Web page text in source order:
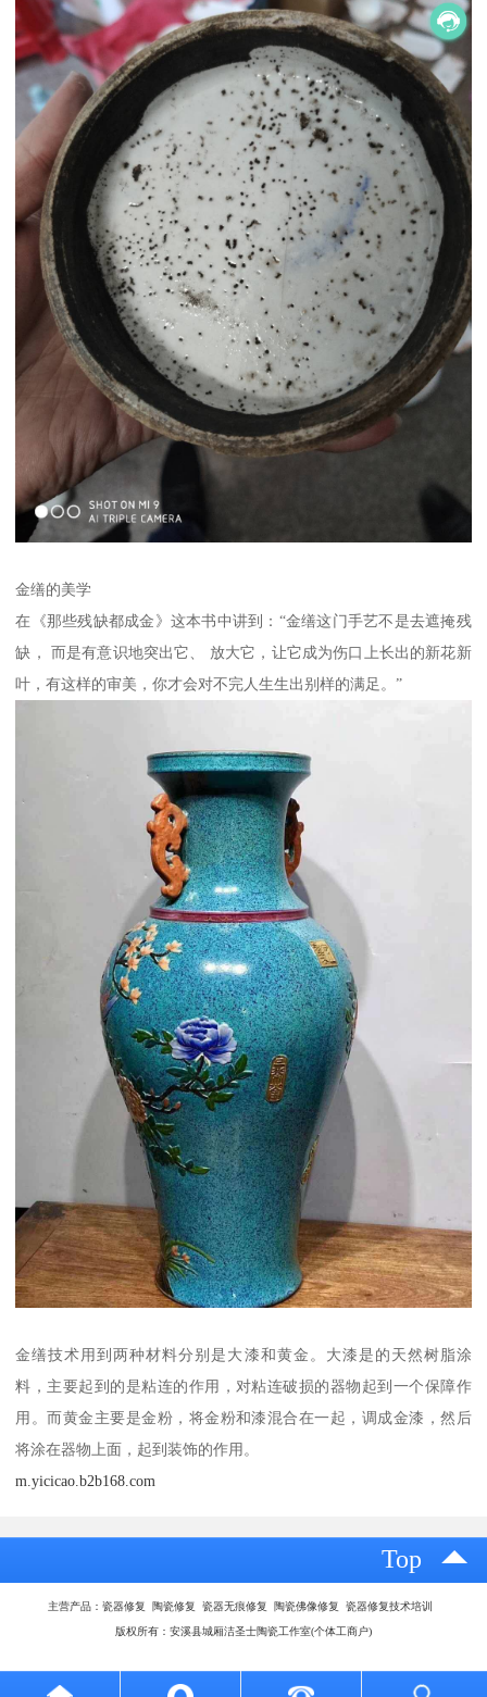
金缮的美学
在《那些残缺都成金》这本书中讲到：“金缮这门手艺不是去遮掩残
缺， 而是有意识地突出它、 放大它，让它成为伤口上长出的新花新
叶，有这样的审美，你才会对不完人生生出别样的满足。”
金缮技术用到两种材料分别是大漆和黄金。大漆是的天然树脂涂
料，主要起到的是粘连的作用，对粘连破损的器物起到一个保障作
用。而黄金主要是金粉，将金粉和漆混合在一起，调成金漆，然后
将涂在器物上面，起到装饰的作用。
m.yicicao.b2b168.com
Top
主营产品：瓷器修复 陶瓷修复 瓷器无痕修复 陶瓷佛像修复 瓷器修复技术培训
版权所有：安溪县城厢洁圣士陶瓷工作室(个体工商户)